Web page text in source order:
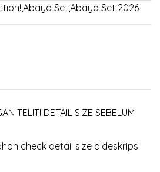
,Abaya Set,Abaya Set 2026
TELITI DETAIL SIZE SEBELUM
check detail size dideskripsi